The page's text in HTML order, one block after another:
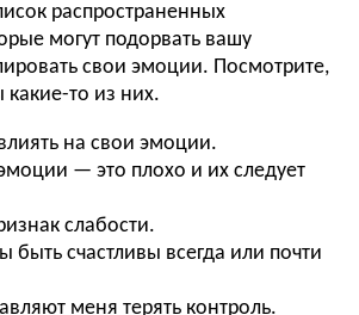
распространенных
могут подорвать вашу
свои эмоции. Посмотрите,
какие-то из них.
на свои эмоции.
— это плохо и их следует
слабости.
счастливы всегда или почти
меня терять контроль.